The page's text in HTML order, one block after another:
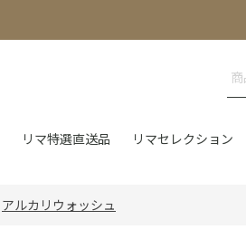
リマ特選直送品 リマセレクション
アルカリウォッシュ